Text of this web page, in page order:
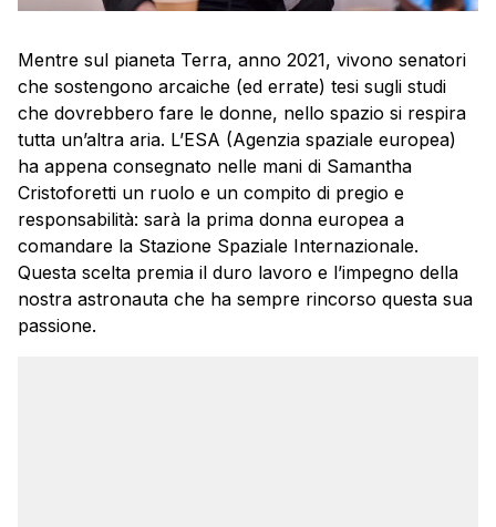
Mentre sul pianeta Terra, anno 2021, vivono senatori
che sostengono arcaiche (ed errate) tesi sugli studi
che dovrebbero fare le donne, nello spazio si respira
tutta un’altra aria. L’ESA (Agenzia spaziale europea)
ha appena consegnato nelle mani di Samantha
Cristoforetti un ruolo e un compito di pregio e
responsabilità: sarà la prima donna europea a
comandare la Stazione Spaziale Internazionale.
Questa scelta premia il duro lavoro e l’impegno della
nostra astronauta che ha sempre rincorso questa sua
passione.